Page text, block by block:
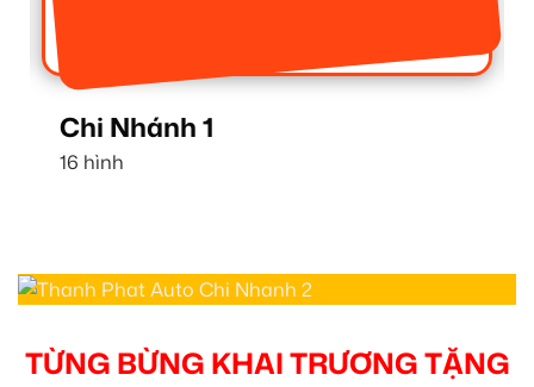
Chi Nhánh 1
16 hình
TỪNG BỪNG KHAI TRƯƠNG TẶNG